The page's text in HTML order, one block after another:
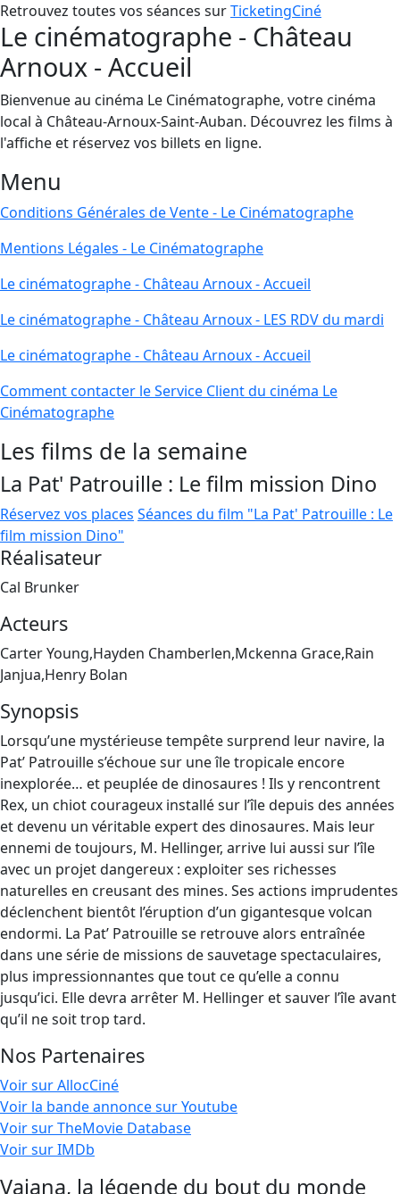
Retrouvez toutes vos séances surTicketingCiné
Le cinématographe - Château
Arnoux - Accueil
Bienvenue au cinéma Le Cinématographe, votre cinéma
local à Château-Arnoux-Saint-Auban. Découvrez les films à
l'affiche et réservez vos billets en ligne.
Menu
Conditions Générales de Vente - Le Cinématographe
Mentions Légales - Le Cinématographe
Le cinématographe - Château Arnoux - Accueil
Le cinématographe - Château Arnoux - LES RDV du mardi
Le cinématographe - Château Arnoux - Accueil
Comment contacter le Service Client du cinéma Le
Cinématographe
Les films de la semaine
La Pat' Patrouille : Le film mission Dino
Réservez vos places Séances du film "La Pat' Patrouille : Le
film mission Dino"
Réalisateur
Cal Brunker
Acteurs
Carter Young,Hayden Chamberlen,Mckenna Grace,Rain
Janjua,Henry Bolan
Synopsis
Lorsqu’une mystérieuse tempête surprend leur navire, la
Pat’ Patrouille s’échoue sur une île tropicale encore
inexplorée… et peuplée de dinosaures ! Ils y rencontrent
Rex, un chiot courageux installé sur l’île depuis des années
et devenu un véritable expert des dinosaures. Mais leur
ennemi de toujours, M. Hellinger, arrive lui aussi sur l’île
avec un projet dangereux : exploiter ses richesses
naturelles en creusant des mines. Ses actions imprudentes
déclenchent bientôt l’éruption d’un gigantesque volcan
endormi. La Pat’ Patrouille se retrouve alors entraînée
dans une série de missions de sauvetage spectaculaires,
plus impressionnantes que tout ce qu’elle a connu
jusqu’ici. Elle devra arrêter M. Hellinger et sauver l’île avant
qu’il ne soit trop tard.
Nos Partenaires
Voir sur AllocCiné
Voir la bande annonce sur Youtube
Voir sur TheMovie Database
Voir sur IMDb
Vaiana, la légende du bout du monde